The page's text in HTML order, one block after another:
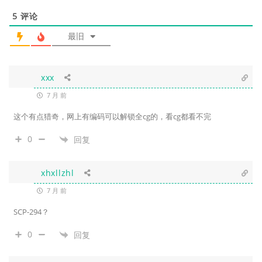
5 评论
最旧
xxx
7 月 前
这个有点猎奇，网上有编码可以解锁全cg的，看cg都看不完
0 回复
xhxllzhl
7 月 前
SCP-294？
0 回复